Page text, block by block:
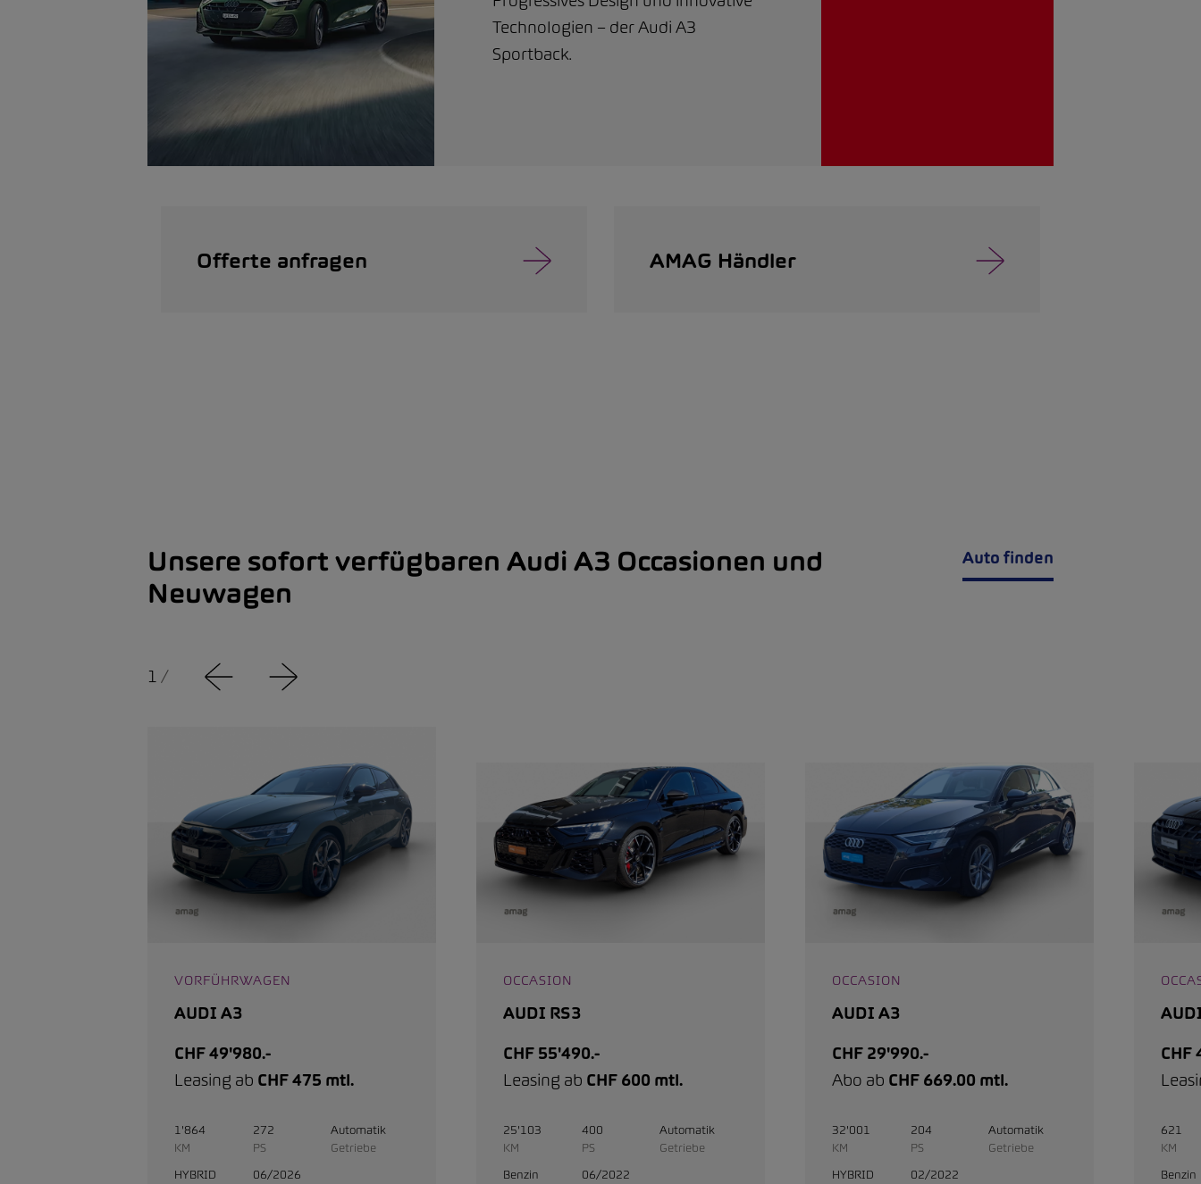
Technologien – der Audi A3
Sportback.
Offerte anfragen AMAG Händler
Unsere sofort verfügbaren Audi A3 Occasionen und
Neuwagen
Auto finden
1 /
VORFÜHRWAGEN
AUDI A3
CHF 49'980.-
Leasing ab CHF 475 mtl.
1'864
KM
272
PS
Automatik
Getriebe
HYBRID
06/2026
OCCASION
AUDI RS3
CHF 55'490.-
Leasing ab CHF 600 mtl.
25'103
KM
400
PS
Automatik
Getriebe
Benzin
06/2022
OCCASION
AUDI A3
CHF 29'990.-
Abo ab CHF 669.00 mtl.
32'001
KM
204
PS
Automatik
Getriebe
HYBRID
02/2022
CHF
621
KM
Benzin